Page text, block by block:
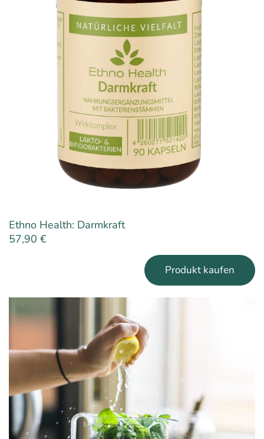
Ethno Health: Darmkraft
57,90 €
Produkt kaufen